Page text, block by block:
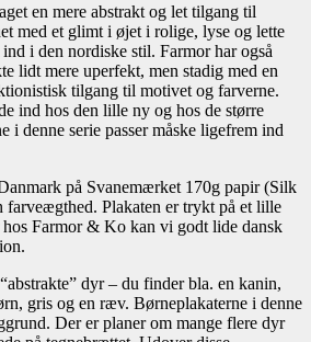
en mere abstrakt og let tilgang til
med et glimt i øjet i rolige, lyse og lette
i den nordiske stil. Farmor har også
lidt mere uperfekt, men stadig med en
tilgang til motivet og farverne.
ind hos den lille ny og hos de større
i denne serie passer måske ligefrem ind
på Svanemærket 170g papir (Silk
Plakaten er trykt på et lille
Farmor & Ko kan vi godt lide dansk
dyr – du finder bla. en kanin,
gris og en ræv. Børneplakaterne i denne
Der er planer om mange flere dyr